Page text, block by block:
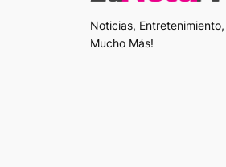
Noticias,
Mucho Más!